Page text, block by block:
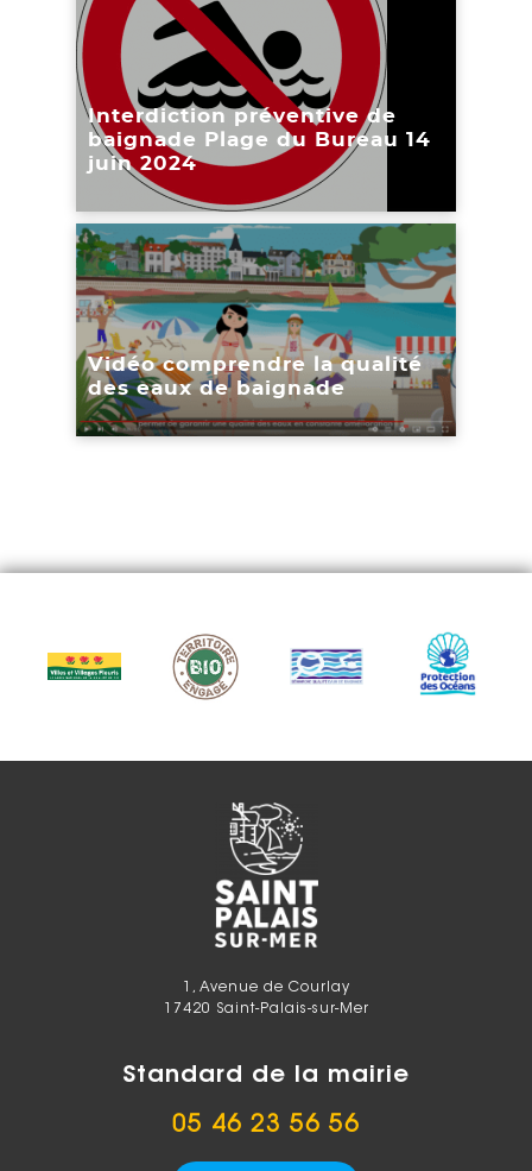
Interdiction préventive de
baignade Plage du Bureau 14
juin 2024
Vidéo comprendre la qualité
des eaux de baignade
Lire l'article
1, Avenue de Courlay
17420 Saint-Palais-sur-Mer
Standard de la mairie
05 46 23 56 56